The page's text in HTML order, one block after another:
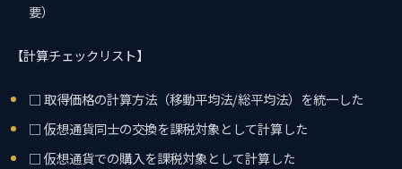
要）
【計算チェックリスト】
□ 取得価格の計算方法（移動平均法/総平均法）を統一した
□ 仮想通貨同士の交換を課税対象として計算した
□ 仮想通貨での購入を課税対象として計算した